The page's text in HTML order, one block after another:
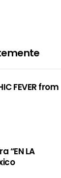
FEVER from
“EN LA